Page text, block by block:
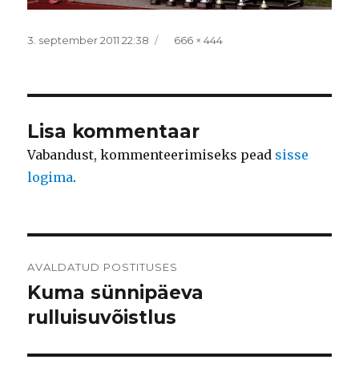
Postitatud
3. september 2011 22:38 Täissuurus
666 × 444
Lisa kommentaar
Vabandust, kommenteerimiseks pead sisse
logima.
AVALDATUD POSTITUSES
Kuma sünnipäeva
rulluisuvõistlus